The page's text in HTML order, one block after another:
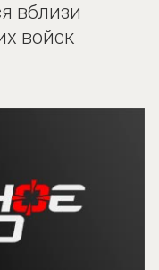
вблизи
войск